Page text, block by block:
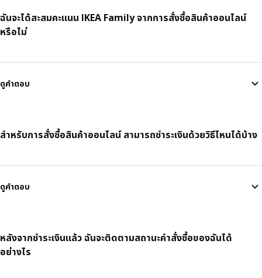
ฉันจะได้สะสมคะแนน IKEA Family จากการสั่งซื้อสินค้าออนไลน์
หรือไม่
ดูคำตอบ
สำหรับการสั่งซื้อสินค้าออนไลน์ สามารถชำระเงินด้วยวิธีไหนได้บ้าง
ดูคำตอบ
หลังจากชำระเงินแล้ว ฉันจะติดตามสถานะคำสั่งซื้อของฉันได้
อย่างไร